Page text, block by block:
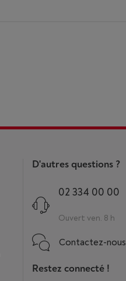
D'autres questions ?
02 334 00 00
Ouvert ven. 8 h
Contactez-nous
Restez connecté !